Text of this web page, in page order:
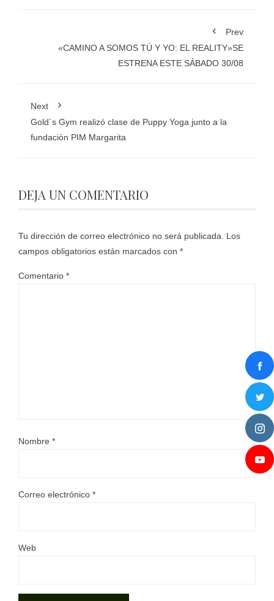
Prev
«CAMINO A SOMOS TÚ Y YO: EL REALITY»SE
ESTRENA ESTE SÁBADO 30/08
Next
Gold´s Gym realizó clase de Puppy Yoga junto a la
fundación PIM Margarita
DEJA UN COMENTARIO
Tu dirección de correo electrónico no será publicada. Los
campos obligatorios están marcados con *
Comentario *
Nombre *
Correo electrónico *
Web